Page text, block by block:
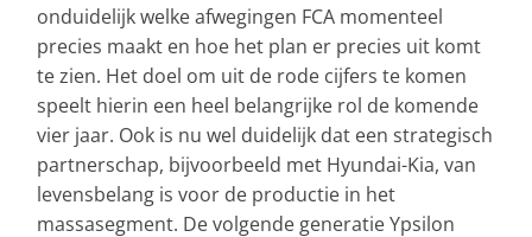
onduidelijk welke afwegingen FCA momenteel
precies maakt en hoe het plan er precies uit komt
te zien. Het doel om uit de rode cijfers te komen
speelt hierin een heel belangrijke rol de komende
vier jaar. Ook is nu wel duidelijk dat een strategisch
partnerschap, bijvoorbeeld met Hyundai-Kia, van
levensbelang is voor de productie in het
massasegment. De volgende generatie Ypsilon